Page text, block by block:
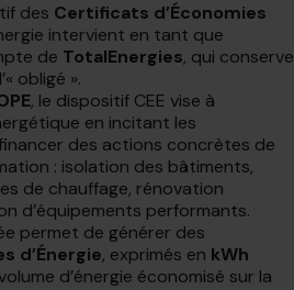
des Certificats d’Économies
intervient en tant que
de TotalEnergies, qui conserve
obligé ».
, le dispositif CEE vise à
en incitant les
des actions concrètes de
: isolation des bâtiments,
de chauffage, rénovation
d’équipements performants.
permet de générer des
d’Énergie, exprimés en kWh
d’énergie économisé sur la